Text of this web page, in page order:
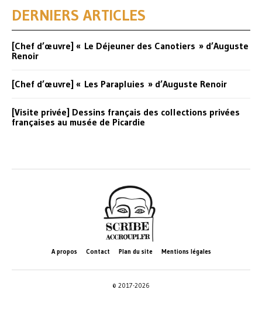
DERNIERS ARTICLES
[Chef d’œuvre] « Le Déjeuner des Canotiers » d’Auguste
Renoir
[Chef d’œuvre] « Les Parapluies » d’Auguste Renoir
[Visite privée] Dessins français des collections privées
françaises au musée de Picardie
A propos Contact Plan du site Mentions légales
© 2017-2026